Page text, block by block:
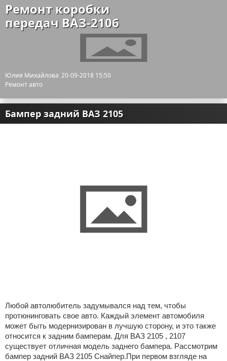
Ремонт коробки
передач ВАЗ-2106
Юлия Михайлова 20-09-2018 15:50
Ремонт авто
Бампер задний ВАЗ 2105
Любой автолюбитель задумывался над тем, чтобы
протюнинговать свое авто. Каждый элемент автомобиля
может быть модернизирован в лучшую сторону, и это также
относится к задним бамперам. Для ВАЗ 2105 , 2107
существует отличная модель заднего бампера. Рассмотрим
бампер задний ВАЗ 2105 Снайпер.При первом взгляде на